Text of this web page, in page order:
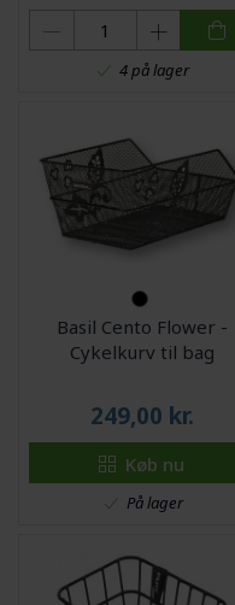
4 på lager
Basil Cento Flower -
Cykelkurv til bag
249,00 kr.
Køb nu
På lager